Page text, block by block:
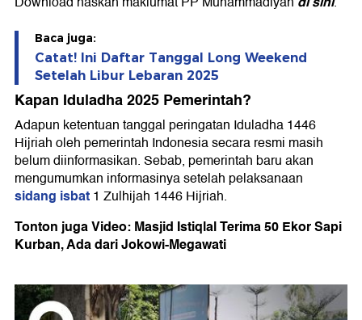
Baca juga:
Catat! Ini Daftar Tanggal Long Weekend
Setelah Libur Lebaran 2025
Kapan Iduladha 2025 Pemerintah?
Adapun ketentuan tanggal peringatan Iduladha 1446
Hijriah oleh pemerintah Indonesia secara resmi masih
belum diinformasikan. Sebab, pemerintah baru akan
mengumumkan informasinya setelah pelaksanaan
sidang isbat1 Zulhijah 1446 Hijriah.
Tonton juga Video: Masjid Istiqlal Terima 50 Ekor Sapi
Kurban, Ada dari Jokowi-Megawati